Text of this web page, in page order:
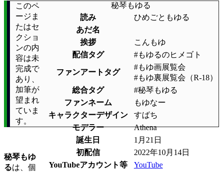
秘琴もゆる
読み
ひめごともゆる
あだ名
挨拶
こんもゆ
配信タグ
#もゆるのヒメゴト
ファンアートタグ
#もゆ画展覧会
#もゆ裏展覧会（R-18）
総合タグ
#秘琴もゆる
ファンネーム
もゆなー
キャラクターデザイン
すばち
モデラー
Athena
誕生日
1月21日
初配信
2022年10月14日
YouTubeアカウント等
YouTube
このペ
ージま
たはセ
クショ
ンの内
容は未
完成で
あり、
加筆が
望まれ
ていま
す。
秘琴もゆ
るは、個